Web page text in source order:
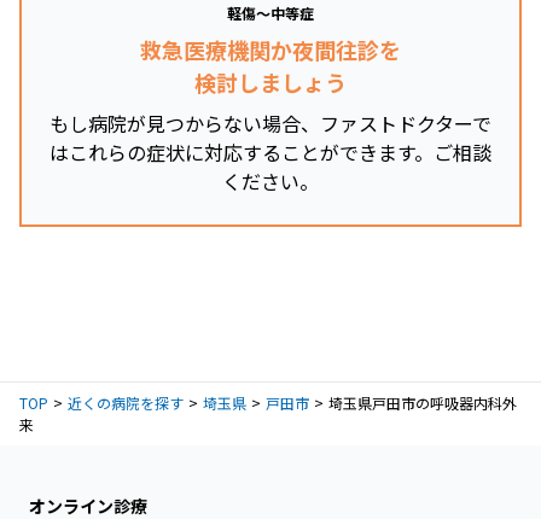
軽傷～中等症
救急医療機関か夜間往診を
検討しましょう
もし病院が見つからない場合、ファストドクターで
はこれらの症状に対応することができます。ご相談
ください。
TOP 近くの病院を探す 埼玉県 戸田市
埼玉県戸田市の呼吸器内科外
来
オンライン診療